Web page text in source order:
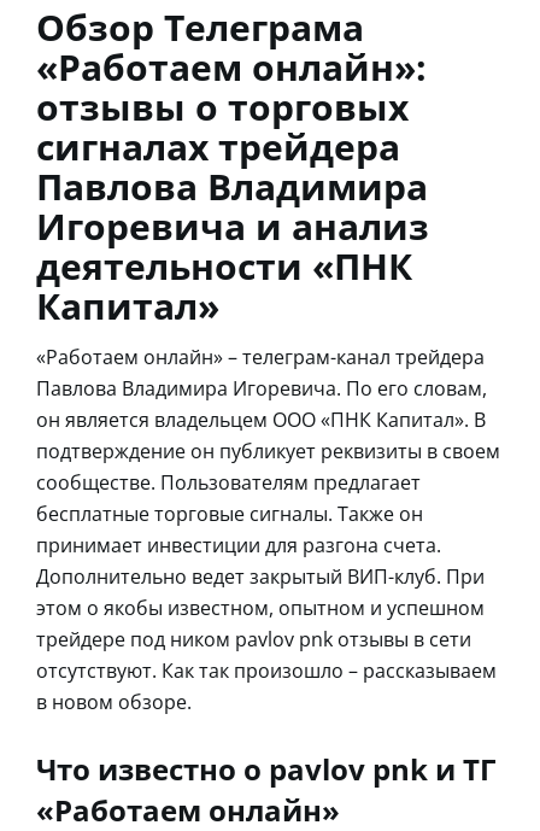
Обзор Телеграма
«Работаем онлайн»:
отзывы о торговых
сигналах трейдера
Павлова Владимира
Игоревича и анализ
деятельности «ПНК
Капитал»
«Работаем онлайн» – телеграм-канал трейдера
Павлова Владимира Игоревича. По его словам,
он является владельцем ООО «ПНК Капитал». В
подтверждение он публикует реквизиты в своем
сообществе. Пользователям предлагает
бесплатные торговые сигналы. Также он
принимает инвестиции для разгона счета.
Дополнительно ведет закрытый ВИП-клуб. При
этом о якобы известном, опытном и успешном
трейдере под ником pavlov pnk отзывы в сети
отсутствуют. Как так произошло – рассказываем
в новом обзоре.
Что известно о pavlov pnk и ТГ
«Работаем онлайн»